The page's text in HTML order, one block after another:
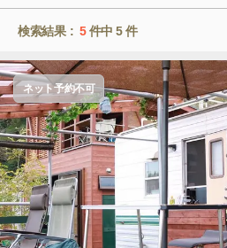
検索結果 : 5 件中 5 件
ネット予約不可